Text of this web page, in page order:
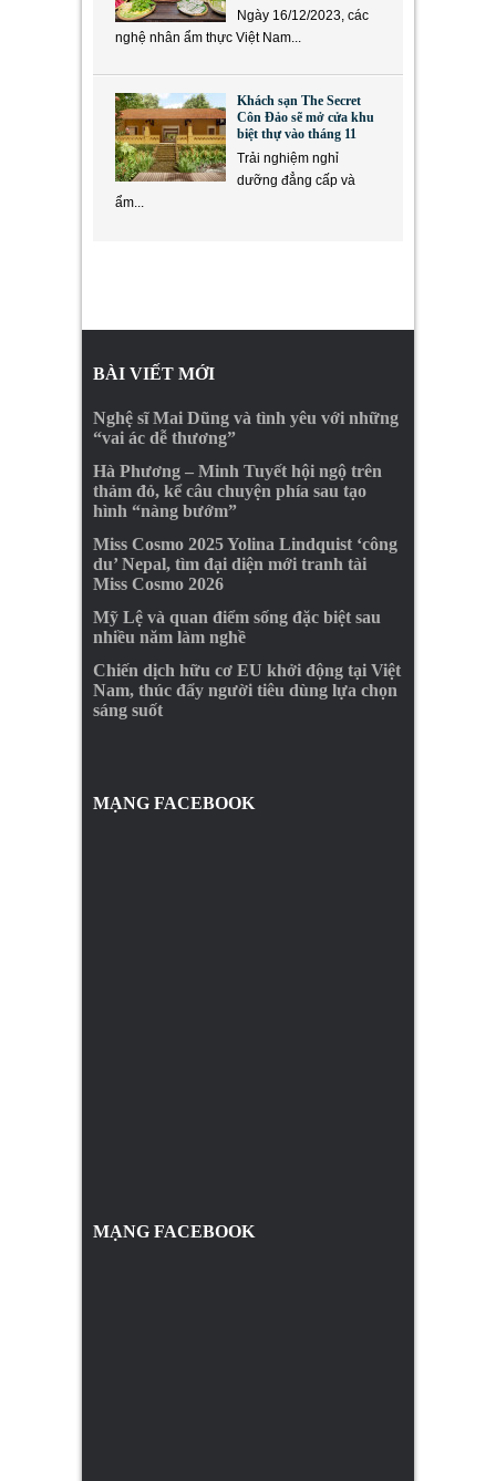
Ngày 16/12/2023, các
nghệ nhân ẩm thực Việt Nam...
Khách sạn The Secret
Côn Đảo sẽ mở cửa khu
biệt thự vào tháng 11
Trải nghiệm nghỉ
dưỡng đẳng cấp và
ẩm...
BÀI VIẾT MỚI
Nghệ sĩ Mai Dũng và tình yêu với những
“vai ác dễ thương”
Hà Phương – Minh Tuyết hội ngộ trên
thảm đỏ, kể câu chuyện phía sau tạo
hình “nàng bướm”
Miss Cosmo 2025 Yolina Lindquist ‘công
du’ Nepal, tìm đại diện mới tranh tài
Miss Cosmo 2026
Mỹ Lệ và quan điểm sống đặc biệt sau
nhiều năm làm nghề
Chiến dịch hữu cơ EU khởi động tại Việt
Nam, thúc đẩy người tiêu dùng lựa chọn
sáng suốt
MẠNG FACEBOOK
MẠNG FACEBOOK